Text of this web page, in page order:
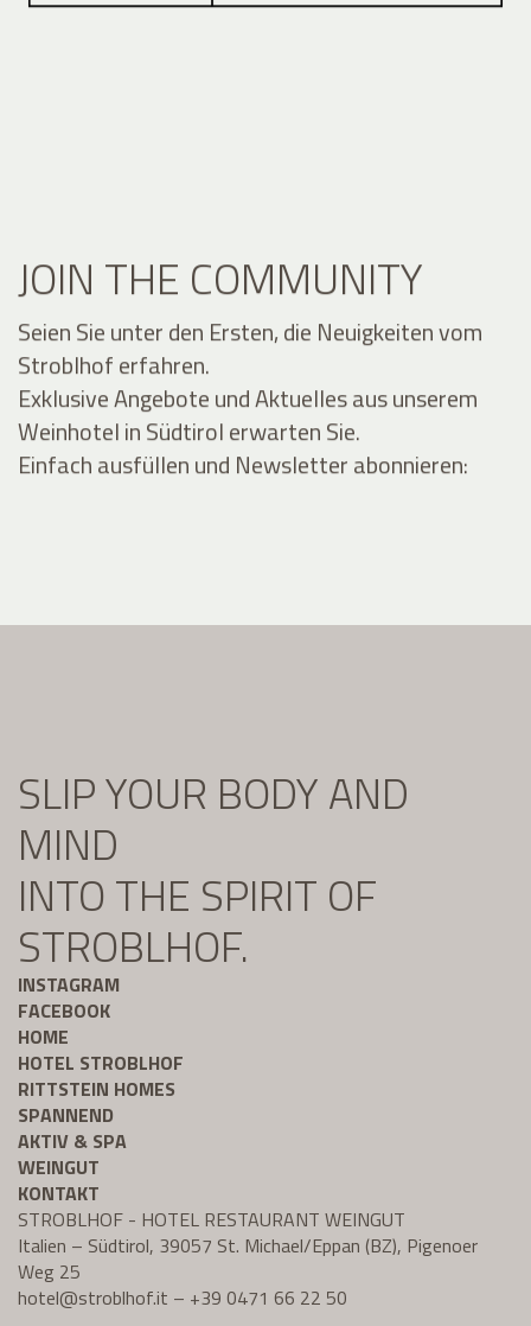
JOIN THE COMMUNITY
Seien Sie unter den Ersten, die Neuigkeiten vom
Stroblhof erfahren.
Exklusive Angebote und Aktuelles aus unserem
Weinhotel in Südtirol erwarten Sie.
Einfach ausfüllen und Newsletter abonnieren:
SLIP YOUR BODY AND
MIND
INTO THE SPIRIT OF
STROBLHOF.
INSTAGRAM
FACEBOOK
HOME
HOTEL STROBLHOF
RITTSTEIN HOMES
SPANNEND
AKTIV & SPA
WEINGUT
KONTAKT
STROBLHOF - HOTEL RESTAURANT WEINGUT
Italien – Südtirol, 39057 St. Michael/Eppan (BZ), Pigenoer
Weg 25
hotel@stroblhof.it – +39 0471 66 22 50